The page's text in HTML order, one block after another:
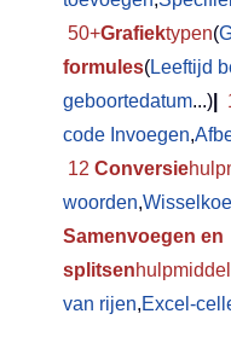
50+Grafiektypen(
formules(Leeftijd
geboortedatum...)
code Invoegen,
12 Conversie
woorden,
Samenvoegen en
splitsen
van rijen,Excel-